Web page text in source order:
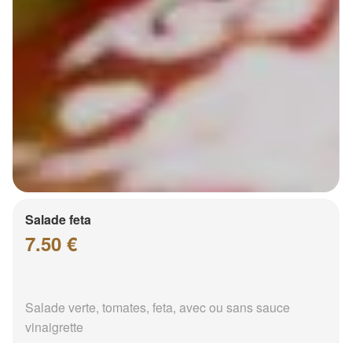
Salade feta
7.50 €
Salade verte, tomates, feta, avec ou sans sauce
vinaigrette